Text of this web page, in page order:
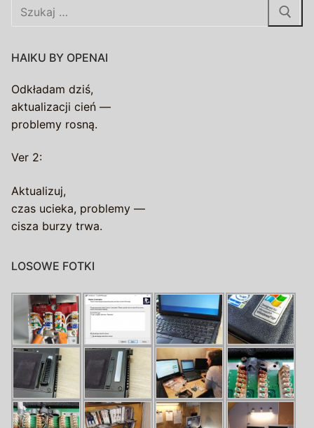
Szukaj:
HAIKU BY OPENAI
Odkładam dziś,
aktualizacji cień —
problemy rosną.
Ver 2:
Aktualizuj,
czas ucieka, problemy —
cisza burzy trwa.
LOSOWE FOTKI